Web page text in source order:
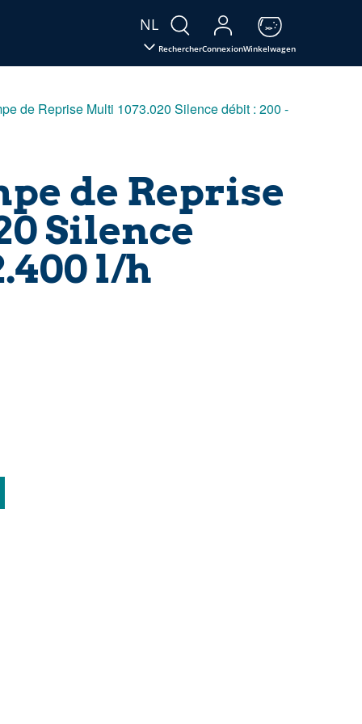
NL
RechercherConnexionWinkelwagen
de Reprise Multi 1073.020 Silence débit : 200 -
de Reprise
Silence
l/h